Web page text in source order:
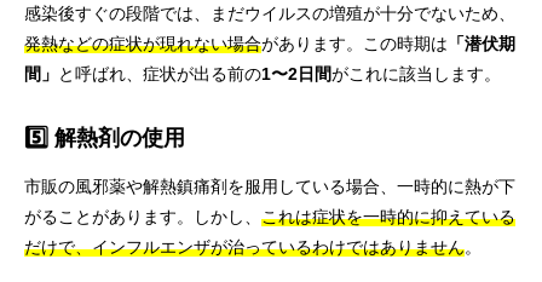
感染後すぐの段階では、まだウイルスの増殖が十分でないため、
発熱などの症状が現れない場合があります。この時期は 「潜伏期
間」 と呼ばれ、症状が出る前の1〜2日間がこれに該当します。
5️⃣ 解熱剤の使用
市販の風邪薬や解熱鎮痛剤を服用している場合、一時的に熱が下
がることがあります。しかし、 これは症状を一時的に抑えている
だけで、インフルエンザが治っているわけではありません。